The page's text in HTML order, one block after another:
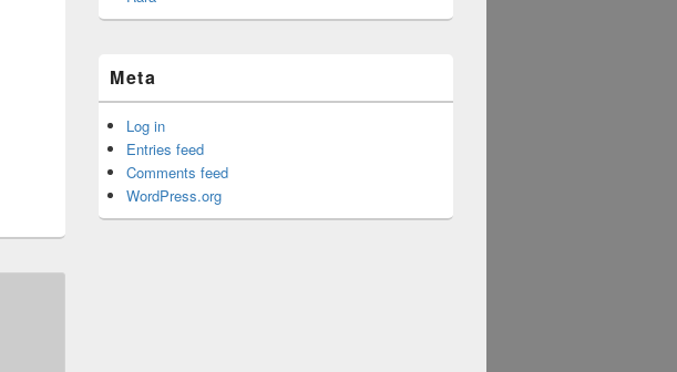
Meta
Log in
Entries feed
Comments feed
WordPress.org